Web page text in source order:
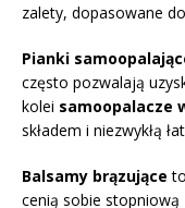
zalety, dopasowane
Pianki
często pozwalają
kolei samoopalacze
składem i niezwykłą
Balsamy brązujące
cenią sobie stopniową